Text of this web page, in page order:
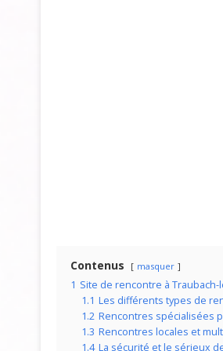
Contenus masquer
1 Site de rencontre à Traubach-
1.1 Les différents types de
1.2 Rencontres spécialisées
1.3 Rencontres locales et
1.4 La sécurité et le sérieux